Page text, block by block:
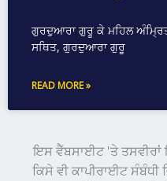
ਗੁਰਦੁਆਰਾ ਗੁਰੂ ਕੇ ਮਹਿਲ
ਸਥਿਤ, ਗੁਰਦੁਆਰਾ ਗੁਰੂ
READ MORE »
ਇਸ ਵੈੱਬਸਾਈਟ 'ਤੇ
ਕਿਸੇ ਵੀ ਕਾਪੀਰਾਈਟ